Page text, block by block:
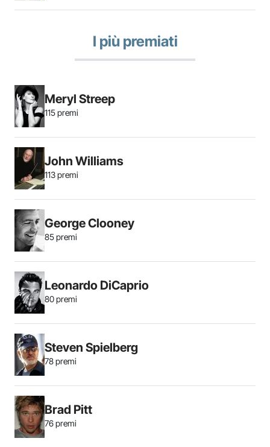
I più premiati
Meryl Streep
115 premi
John Williams
113 premi
George Clooney
85 premi
Leonardo DiCaprio
80 premi
Steven Spielberg
78 premi
Brad Pitt
76 premi